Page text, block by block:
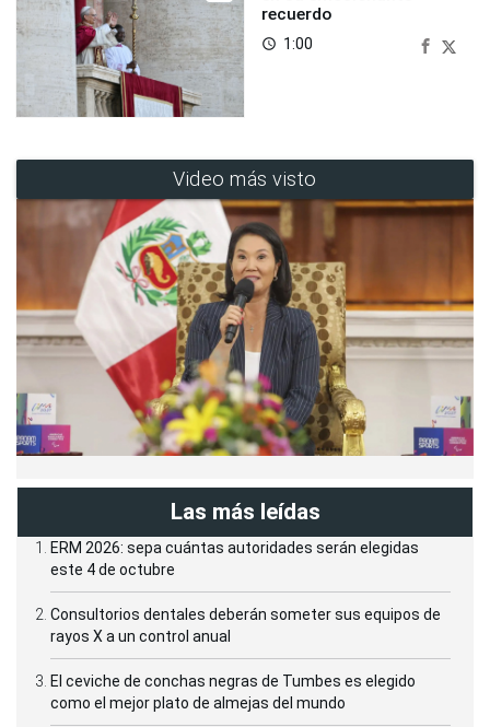
recuerdo
access_time 1:00
Video más visto
Las más leídas
ERM 2026: sepa cuántas autoridades serán elegidas
este 4 de octubre
Consultorios dentales deberán someter sus equipos de
rayos X a un control anual
El ceviche de conchas negras de Tumbes es elegido
como el mejor plato de almejas del mundo